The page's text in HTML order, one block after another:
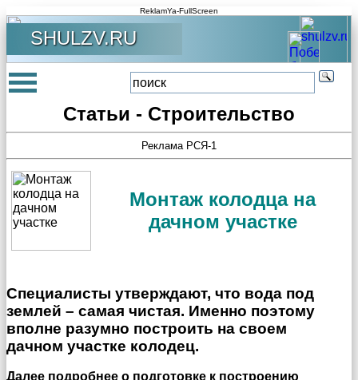
ReklamYa-FullScreen
SHULZV.RU
Статьи - Строительство
Реклама РСЯ-1
Монтаж колодца на
дачном участке
Специалисты утверждают, что вода под
землей – самая чистая. Именно поэтому
вполне разумно построить на своем
дачном участке колодец.
Далее подробнее о подготовке к построению